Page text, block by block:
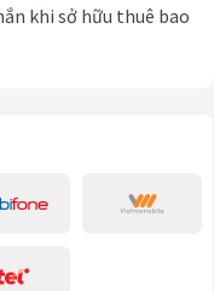
khi sở hữu thuê bao